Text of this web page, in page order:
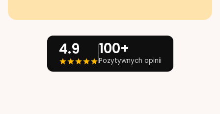
4.9 100+
Pozytywnych opinii